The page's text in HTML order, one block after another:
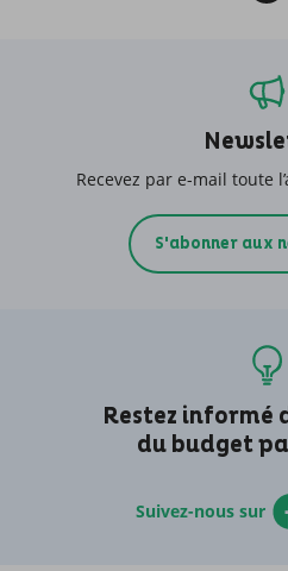
Recevez par e-mail toute
S'abonner aux
Restez informé
du budget
Suivez-nous sur